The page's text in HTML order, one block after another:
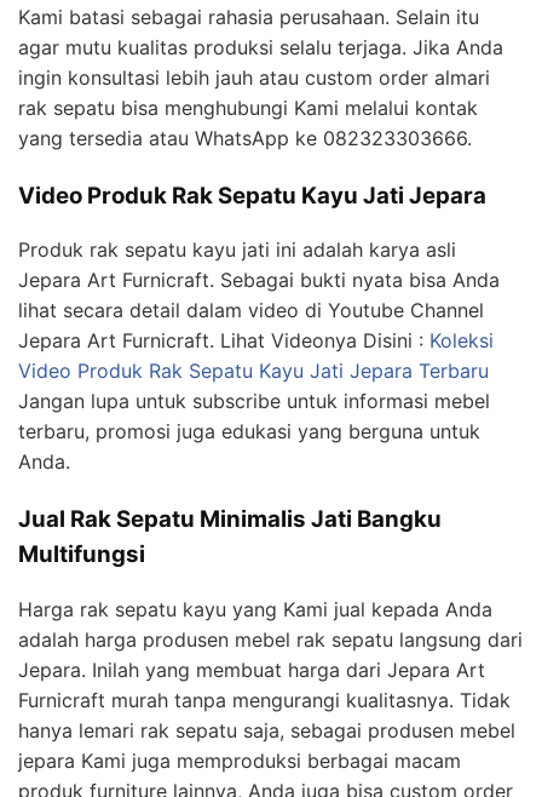
Kami batasi sebagai rahasia perusahaan. Selain itu
agar mutu kualitas produksi selalu terjaga. Jika Anda
ingin konsultasi lebih jauh atau custom order almari
rak sepatu bisa menghubungi Kami melalui kontak
yang tersedia atau WhatsApp ke 082323303666.
Video Produk Rak Sepatu Kayu Jati Jepara
Produk rak sepatu kayu jati ini adalah karya asli
Jepara Art Furnicraft. Sebagai bukti nyata bisa Anda
lihat secara detail dalam video di Youtube Channel
Jepara Art Furnicraft. Lihat Videonya Disini : Koleksi
Video Produk Rak Sepatu Kayu Jati Jepara Terbaru
Jangan lupa untuk subscribe untuk informasi mebel
terbaru, promosi juga edukasi yang berguna untuk
Anda.
Jual Rak Sepatu Minimalis Jati Bangku
Multifungsi
Harga rak sepatu kayu yang Kami jual kepada Anda
adalah harga produsen mebel rak sepatu langsung dari
Jepara. Inilah yang membuat harga dari Jepara Art
Furnicraft murah tanpa mengurangi kualitasnya. Tidak
hanya lemari rak sepatu saja, sebagai produsen mebel
jepara Kami juga memproduksi berbagai macam
produk furniture lainnya, Anda juga bisa custom order